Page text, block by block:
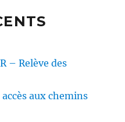
– Relève des
aux chemins